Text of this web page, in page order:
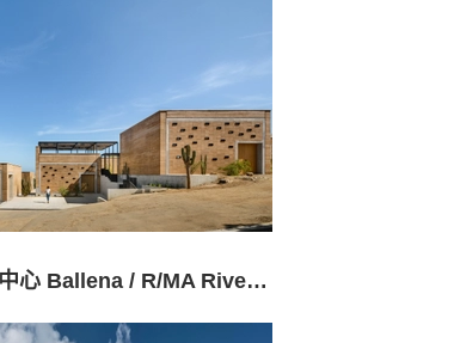
墨西哥艺术中心 Ballena / R/MA Rivero Mas Asociados